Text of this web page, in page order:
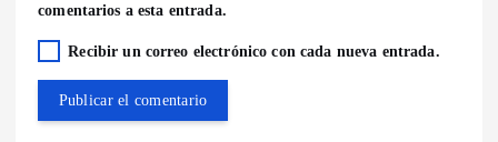
comentarios a esta entrada.
Recibir un correo electrónico con cada nueva entrada.